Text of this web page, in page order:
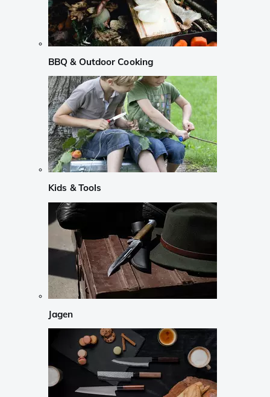
BBQ & Outdoor Cooking
Kids & Tools
Jagen